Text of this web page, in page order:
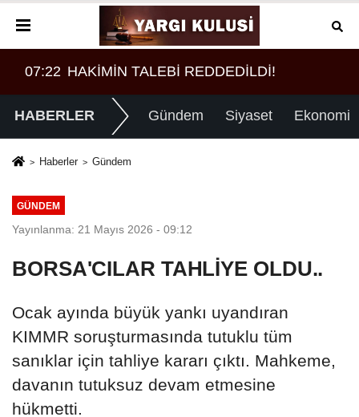
07:52 Borç patladı icra fırladı
HABERLER Gündem Siyaset Ekonomi
Haberler Gündem
GÜNDEM
Yayınlanma: 21 Mayıs 2026 - 09:12
BORSA'CILAR TAHLİYE OLDU..
Ocak ayında büyük yankı uyandıran
KIMMR soruşturmasında tutuklu tüm
sanıklar için tahliye kararı çıktı. Mahkeme,
davanın tutuksuz devam etmesine
hükmetti.